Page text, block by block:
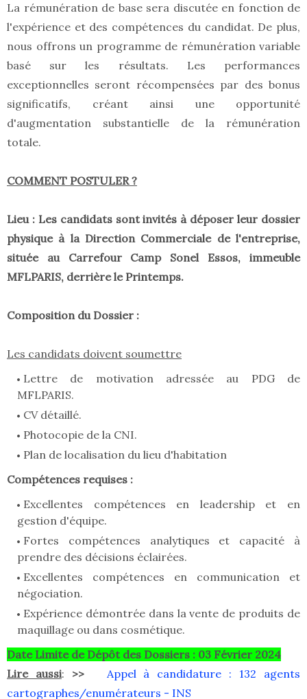
La rémunération de base sera discutée en fonction de
l'expérience et des compétences du candidat. De plus,
nous offrons un programme de rémunération variable
basé sur les résultats. Les performances
exceptionnelles seront récompensées par des bonus
significatifs, créant ainsi une opportunité
d'augmentation substantielle de la rémunération
totale.
COMMENT POSTULER ?
Lieu : Les candidats sont invités à déposer leur dossier
physique à la Direction Commerciale de l'entreprise,
située au Carrefour Camp Sonel Essos, immeuble
MFLPARIS, derrière le Printemps.
Composition du Dossier :
Les candidats doivent soumettre
Lettre de motivation adressée au PDG de
MFLPARIS.
CV détaillé.
Photocopie de la CNI.
Plan de localisation du lieu d'habitation
Compétences requises :
Excellentes compétences en leadership et en
gestion d'équipe.
Fortes compétences analytiques et capacité à
prendre des décisions éclairées.
Excellentes compétences en communication et
négociation.
Expérience démontrée dans la vente de produits de
maquillage ou dans cosmétique.
Date Limite de Dépôt des Dossiers : 03 Février 2024
Lire aussi: >>
Appel à candidature : 132 agents
cartographes/enumérateurs - INS